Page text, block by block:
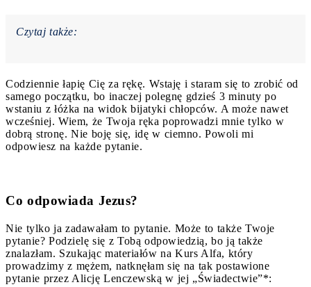
Czytaj także:
Codziennie łapię Cię za rękę. Wstaję i staram się to zrobić od
samego początku, bo inaczej polegnę gdzieś 3 minuty po
wstaniu z łóżka na widok bijatyki chłopców. A może nawet
wcześniej. Wiem, że Twoja ręka poprowadzi mnie tylko w
dobrą stronę. Nie boję się, idę w ciemno. Powoli mi
odpowiesz na każde pytanie.
Co odpowiada Jezus?
Nie tylko ja zadawałam to pytanie. Może to także Twoje
pytanie? Podzielę się z Tobą odpowiedzią, bo ją także
znalazłam. Szukając materiałów na Kurs Alfa, który
prowadzimy z mężem, natknęłam się na tak postawione
pytanie przez Alicję Lenczewską w jej „Świadectwie”*: